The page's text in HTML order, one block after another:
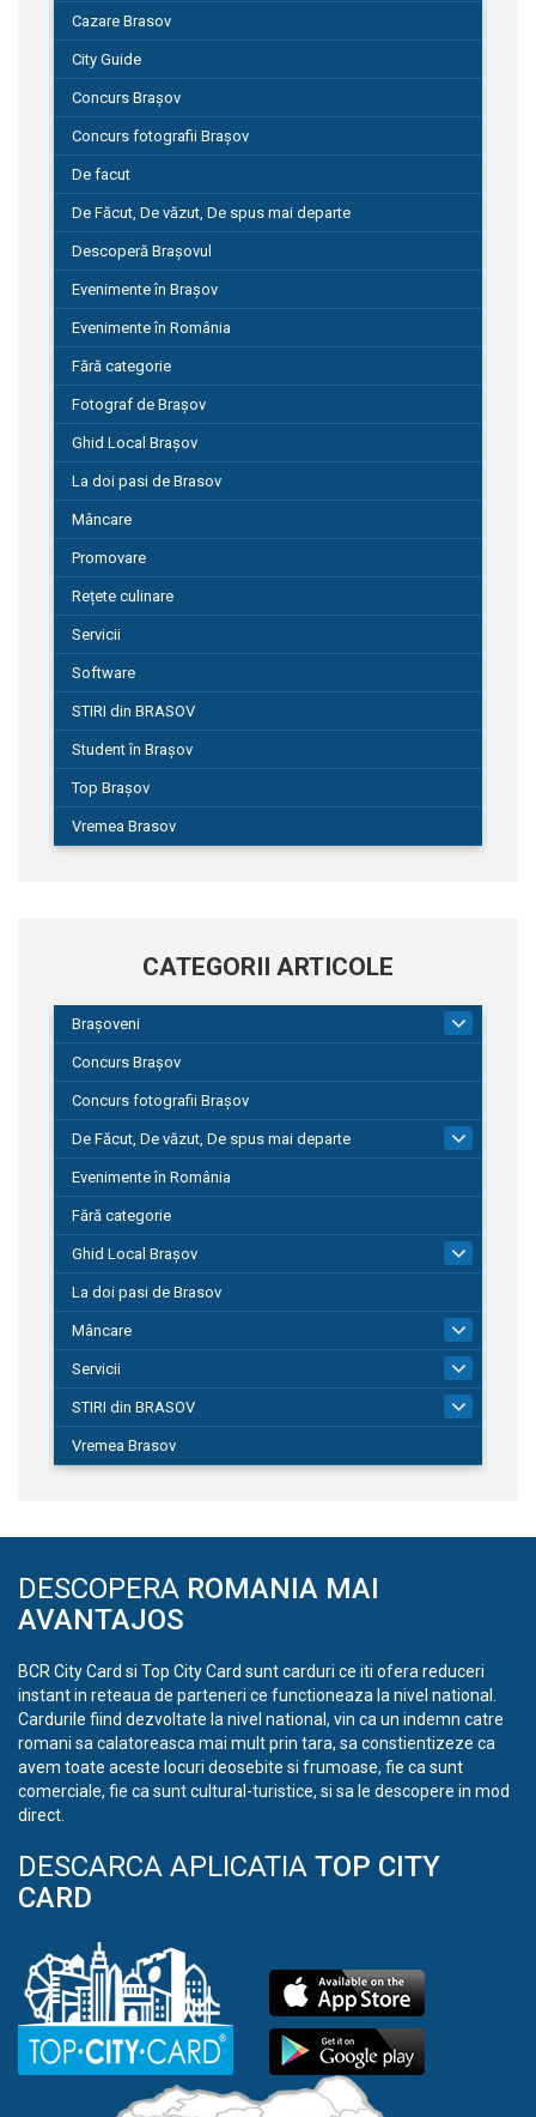
Cazare Brasov
City Guide
Concurs Brașov
Concurs fotografii Brașov
De facut
De Făcut, De văzut, De spus mai departe
Descoperă Brașovul
Evenimente în Brașov
Evenimente în România
Fără categorie
Fotograf de Brașov
Ghid Local Brașov
La doi pasi de Brasov
Mâncare
Promovare
Rețete culinare
Servicii
Software
STIRI din BRASOV
Student în Brașov
Top Brașov
Vremea Brasov
CATEGORII ARTICOLE
Brașoveni
Concurs Brașov
Concurs fotografii Brașov
De Făcut, De văzut, De spus mai departe
149
Evenimente în România
Fără categorie
Ghid Local Brașov
La doi pasi de Brasov
Mâncare
Servicii
STIRI din BRASOV
Vremea Brasov
DESCOPERA ROMANIA MAI
AVANTAJOS
BCR City Card si Top City Card sunt carduri ce iti ofera reduceri
instant in reteaua de parteneri ce functioneaza la nivel national.
Cardurile fiind dezvoltate la nivel national, vin ca un indemn catre
romani sa calatoreasca mai mult prin tara, sa constientizeze ca
avem toate aceste locuri deosebite si frumoase, fie ca sunt
comerciale, fie ca sunt cultural-turistice, si sa le descopere in mod
direct.
DESCARCA APLICATIA TOP CITY
CARD